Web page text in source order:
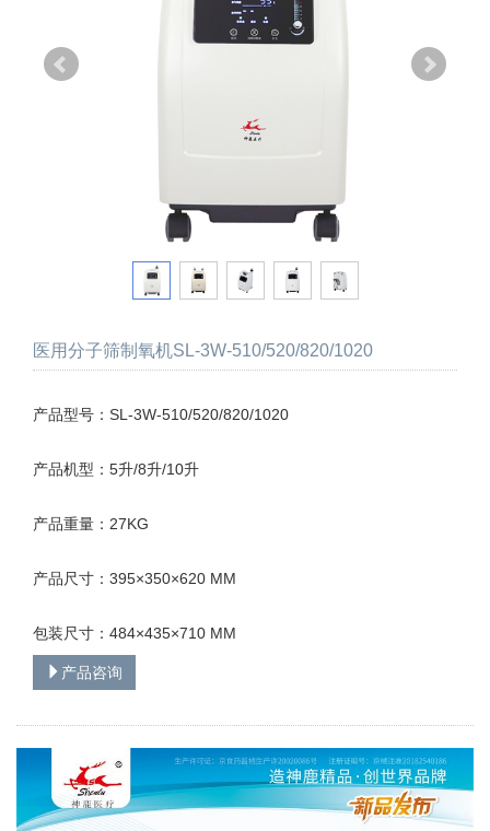
医用分子筛制氧机SL-3W-510/520/820/1020
产品型号：SL-3W-510/520/820/1020
产品机型：5升/8升/10升
产品重量：27KG
产品尺寸：395×350×620 MM
包装尺寸：484×435×710 MM
产品咨询